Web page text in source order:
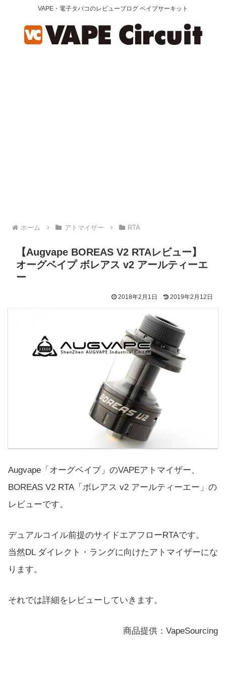
VAPE・電子タバコのレビューブログ ベイプサーキット
ホーム アトマイザー RTA
【Augvape BOREAS V2 RTAレビュー】
オーグベイプ ボレアス v2 アールティーエ
ー
2018年2月1日 2019年2月12日
Augvape「オーグベイプ」のVAPEアトマイザー、
BOREAS V2 RTA「ボレアス v2 アールティーエー」の
レビューです。
デュアルコイル前提のサイドエアフローRTAです。
当然DL ダイレクト・ラングに向けたアトマイザーにな
ります。
それでは詳細をレビューしていきます。
商品提供：VapeSourcing